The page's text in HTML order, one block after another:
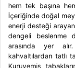
hem tek başına
İçeriğinde doğal
enerji desteği
dengeli beslenme
arasında yer
kahvaltılardan tatlı
Kuruyemiş